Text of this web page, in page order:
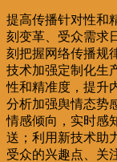
提高传播针对性和
刻变革、受众需求
刻把握网络传播规
技术加强定制化生
性和精准度，提升
分析加强舆情态势
情感倾向，实时感
送；利用新技术助
受众的兴趣点、关